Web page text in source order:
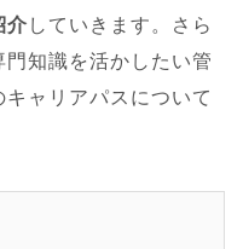
介 していきます。さら
知識を活かしたい管
ャリアパスについて